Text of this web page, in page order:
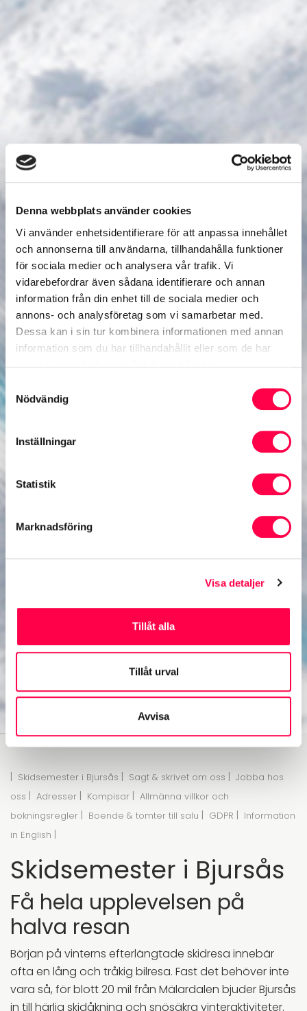
Denna webbplats använder cookies
Vi använder enhetsidentifierare för att anpassa innehållet
och annonserna till användarna, tillhandahålla funktioner
för sociala medier och analysera vår trafik. Vi
vidarebefordrar även sådana identifierare och annan
information från din enhet till de sociala medier och
annons- och analysföretag som vi samarbetar med.
Dessa kan i sin tur kombinera informationen med annan
information som du har tillhandahållit eller som de har
Nödvändig
Inställningar
Statistik
Marknadsföring
Visa detaljer
Tillåt alla
Tillåt urval
Avvisa
Skidsemester i Bjursås Sagt & skrivet om oss
Jobba hos
oss
Adresser Kompisar
Allmänna villkor och
bokningsregler
Boende & tomter till salu GDPR
Information
in English
Skidsemester i Bjursås
Få hela upplevelsen på
halva resan
Början på vinterns efterlängtade skidresa innebär
ofta en lång och tråkig bilresa. Fast det behöver inte
vara så, för blott 20 mil från Mälardalen bjuder Bjursås
in till härlig skidåkning och snösäkra vinteraktiviteter.